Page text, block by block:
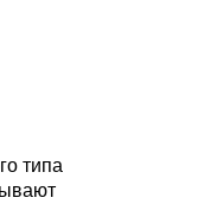
типа